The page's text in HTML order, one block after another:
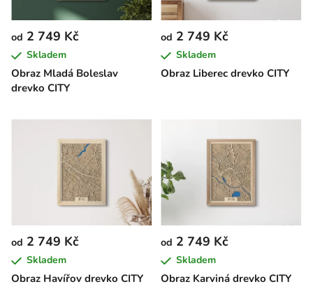
Obraz Mladá Boleslav
drevko CITY
od 2 749 Kč
Skladem
Obraz Liberec drevko CITY
od 2 749 Kč
Skladem
Obraz Havířov drevko CITY
od 2 749 Kč
Skladem
Obraz Karviná drevko CITY
od 2 749 Kč
Skladem